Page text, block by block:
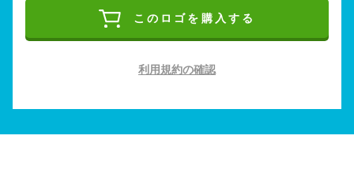
このロゴを購入する
利用規約の確認